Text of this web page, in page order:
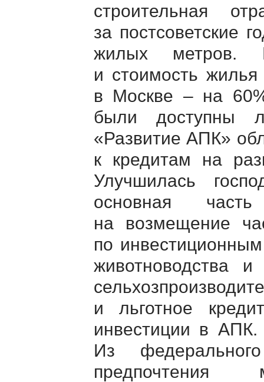
строительная
за постсоветские
жилых метров.
и стоимость
в Москве – на
были доступны
«Развитие АПК»
к кредитам на
Улучшилась
основная
на возмещение
по
животноводства и
и льготное
инвестиции в
Из